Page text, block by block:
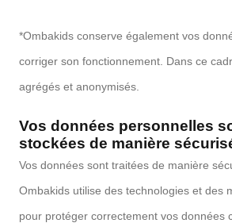
*Ombakids conserve également vos
corriger son fonctionnement. Dans ce
agrégés et anonymisés.
Vos données personnelles
stockées de manière
Vos données sont traitées de manière
Ombakids utilise des technologies et des
pour protéger correctement vos données